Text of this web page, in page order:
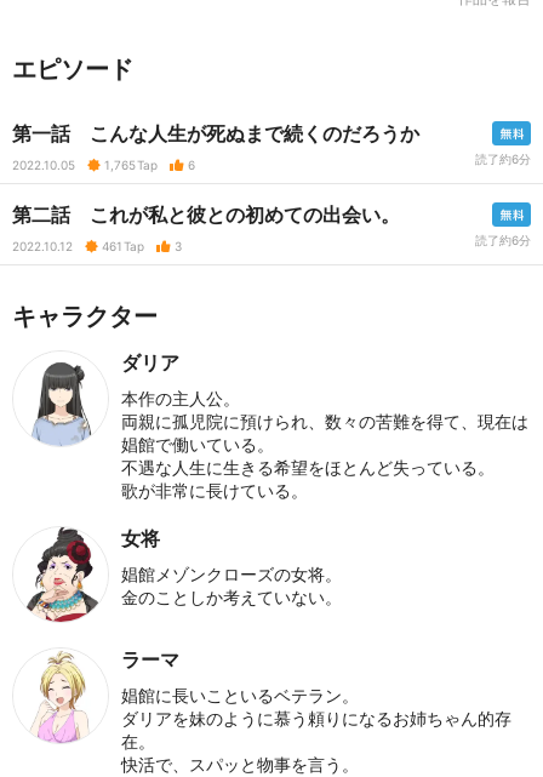
エピソード
第一話 こんな人生が死ぬまで続くのだろうか
2022.10.05 1,765Tap 6 読了約6分
第二話 これが私と彼との初めての出会い。
2022.10.12 461Tap 3 読了約6分
キャラクター
ダリア
本作の主人公。
両親に孤児院に預けられ、数々の苦難を得て、現在は
娼館で働いている。
不遇な人生に生きる希望をほとんど失っている。
歌が非常に長けている。
女将
娼館メゾンクローズの女将。
金のことしか考えていない。
ラーマ
娼館に長いこといるベテラン。
ダリアを妹のように慕う頼りになるお姉ちゃん的存
在。
快活で、スパッと物事を言う。